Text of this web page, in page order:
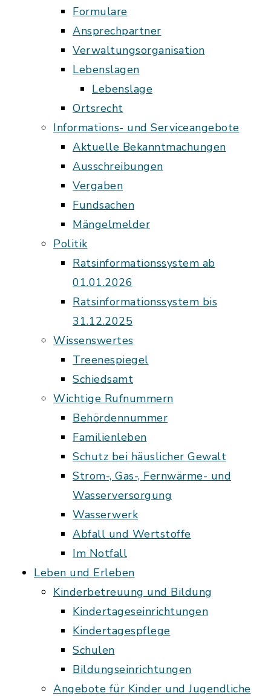
Formulare
Ansprechpartner
Verwaltungsorganisation
Lebenslagen
Lebenslage
Ortsrecht
Informations- und Serviceangebote
Aktuelle Bekanntmachungen
Ausschreibungen
Vergaben
Fundsachen
Mängelmelder
Politik
Ratsinformationssystem ab
01.01.2026
Ratsinformationssystem bis
31.12.2025
Wissenswertes
Treenespiegel
Schiedsamt
Wichtige Rufnummern
Behördennummer
Familienleben
Schutz bei häuslicher Gewalt
Strom-, Gas-, Fernwärme- und
Wasserversorgung
Wasserwerk
Abfall und Wertstoffe
Im Notfall
Leben und Erleben
Kinderbetreuung und Bildung
Kindertageseinrichtungen
Kindertagespflege
Schulen
Bildungseinrichtungen
Angebote für Kinder und Jugendliche